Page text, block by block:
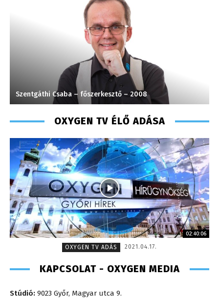
Szentgáthi Csaba – főszerkesztő – 2008
OXYGEN TV ÉLŐ ADÁSA
02:40:06
OXYGEN TV ADÁS
2021.04.17.
KAPCSOLAT - OXYGEN MEDIA
Stúdió: 9023 Győr, Magyar utca 9.